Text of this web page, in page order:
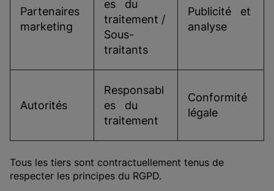
Partenaires
marketing
es   du
traitement /
Sous-
traitants
Publicité   et
analyse
Autorités
Responsabl
es   du
traitement
Conformité
légale
Tous les tiers sont contractuellement tenus de
respecter les principes du RGPD.